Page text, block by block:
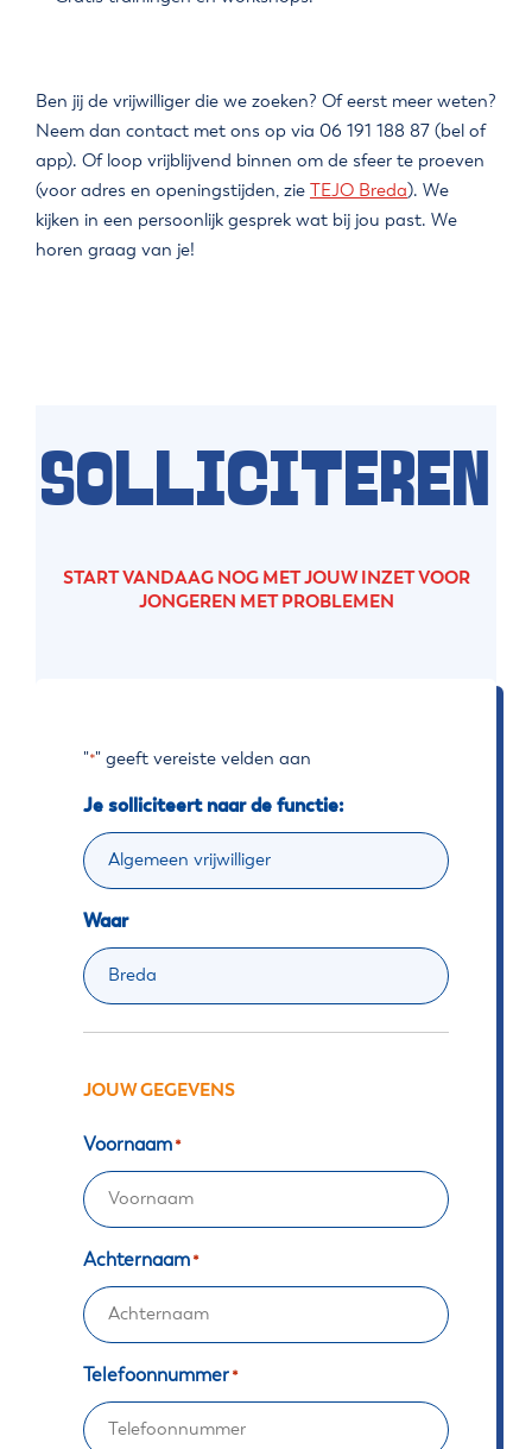
Ben jij de vrijwilliger die we zoeken? Of eerst meer weten?
Neem dan contact met ons op via 06 191 188 87 (bel of
app). Of loop vrijblijvend binnen om de sfeer te proeven
(voor adres en openingstijden, zie TEJO Breda). We
kijken in een persoonlijk gesprek wat bij jou past. We
horen graag van je!
SOLLICITEREN
START VANDAAG NOG MET JOUW INZET VOOR
JONGEREN MET PROBLEMEN
"*" geeft vereiste velden aan
Je solliciteert naar de functie:
Waar
JOUW GEGEVENS
Voornaam *
Achternaam *
Telefoonnummer *